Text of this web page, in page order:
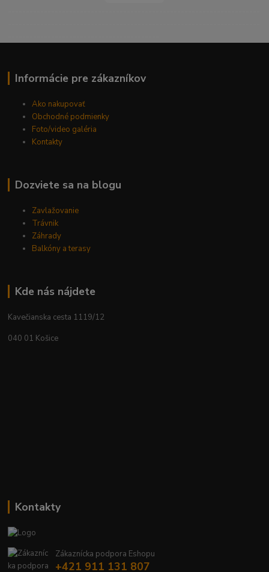
Informácie pre zákazníkov
Ako nakupovať
Obchodné podmienky
Foto/video galéria
Kontakty
Dozviete sa na blogu
Zavlažovanie
Trávnik
Záhrady
Balkóny a terasy
Kde nás nájdete
Kavečianska cesta 1119/12
040 01 Košice
Kontakty
Zákaznícka podpora Eshopu
+421 911 131 807